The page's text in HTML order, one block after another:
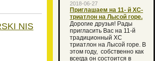
2018-06-27
Приглашаем на 11- й XC-
триатлон на Лысой горе.
Дорогие друзья! Рады
пригласить Вас на 11-й
традиционный XC
триатлон на Лысой горе. В
этом году, собственно как
всегда он состоится в
NIS